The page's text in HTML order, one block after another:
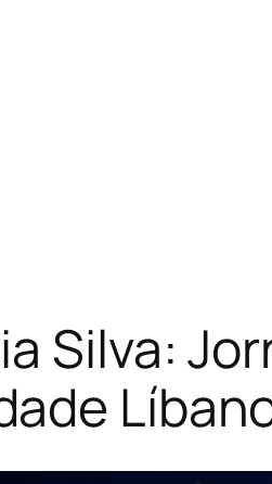
Silva: